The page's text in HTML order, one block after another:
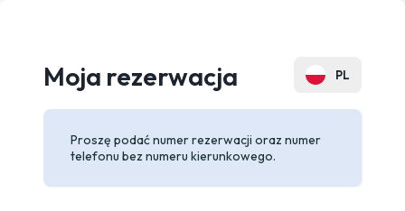
PL
EN
Moja rezerwacja
Proszę podać numer rezerwacji oraz numer
telefonu bez numeru kierunkowego.